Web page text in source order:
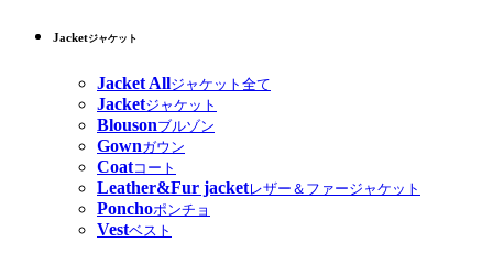
Jacketジャケット
Jacket Allジャケット全て
Jacketジャケット
Blousonブルゾン
Gownガウン
Coatコート
Leather&Fur jacketレザー＆ファージャケット
Ponchoポンチョ
Vestベスト